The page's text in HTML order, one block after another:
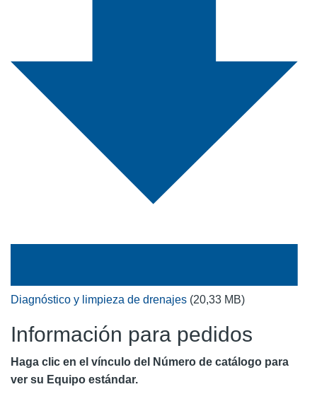
Diagnóstico y limpieza de drenajes (20,33 MB)
Información para pedidos
Haga clic en el vínculo del Número de catálogo para
ver su Equipo estándar.